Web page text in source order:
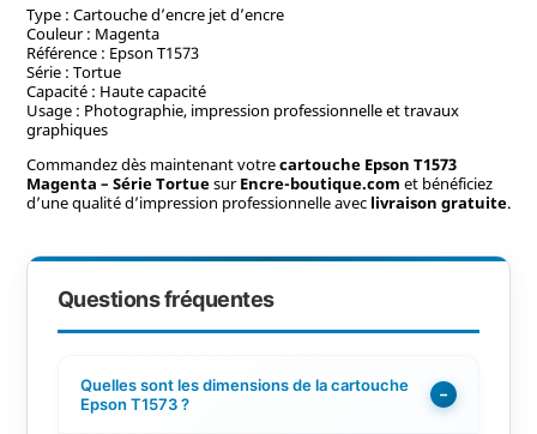
Type : Cartouche d’encre jet d’encre
Couleur : Magenta
Référence : Epson T1573
Série : Tortue
Capacité : Haute capacité
Usage : Photographie, impression professionnelle et travaux
graphiques
Commandez dès maintenant votrecartouche Epson T1573
Magenta – Série TortuesurEncre-boutique.com et bénéficiez
d’une qualité d’impression professionnelle avec livraison gratuite.
Questions fréquentes
Quelles sont les dimensions de la cartouche
Epson T1573 ?
−